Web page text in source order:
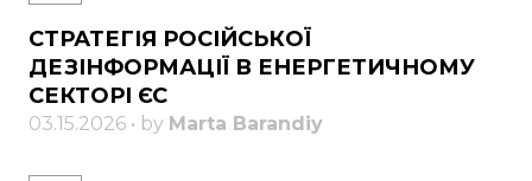
СТРАТЕГІЯ РОСІЙСЬКОЇ
ДЕЗІНФОРМАЦІЇ В ЕНЕРГЕТИЧНОМУ
СЕКТОРІ ЄС
03.15.2026 • by Marta Barandiy